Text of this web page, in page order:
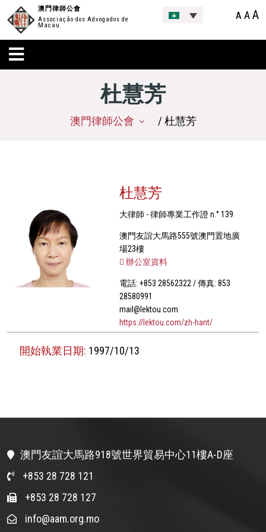
澳門律師公會
Associação dos Advogados de
Macau
A AA
杜慧芳
澳門律師公會 / 杜慧芳
杜慧芳
大律師 - 律師專業工作證 n.° 139
澳門友誼大馬路555號澳門置地廣
場23樓
辦公室資料
電話: +853 28562322 / 傳真: 853
28580991
mail@lektou.com
https://lektou.com/zh-hant/
開始執業日期: 1997/10/13
澳門友誼大馬路918號世界貿易中心11樓A-D座
+853 28 728 121
+853 28 728 127
info@aam.org.mo